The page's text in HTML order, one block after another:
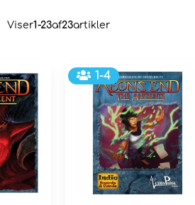
Viser1-23af23artikler
1-4